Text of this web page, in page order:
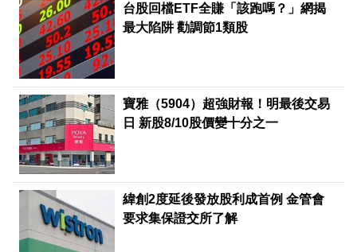
台股回檔ETF全賺「該跑嗎？」網揭
最大陷阱 勸調節1類股
寶雅（5904）超強財報！明最後交易
日 新股8/10股價變十分之一
緯創2度延後發放股利成首例 金管會
要求集保證交所了解